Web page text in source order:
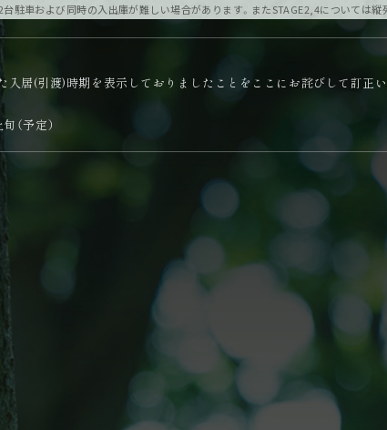
駐車および同時の入出庫が難しい場合があります。またSTAGE2,4については
居(引渡)時期を表示しておりましたことをここにお詫びして訂正
（予定）